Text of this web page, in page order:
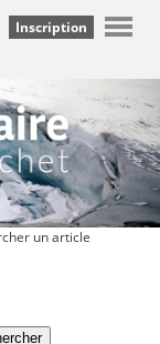
Inscription
un article